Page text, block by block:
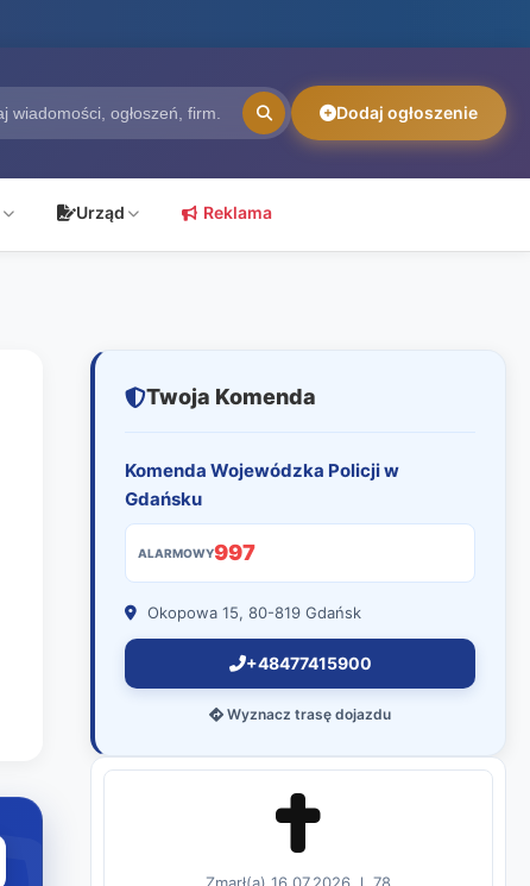
Dodaj ogłoszenie
Urząd Reklama
Twoja Komenda
Komenda Wojewódzka Policji w
Gdańsku
ALARMOWY997
Okopowa 15, 80-819 Gdańsk
+48477415900
Wyznacz trasę dojazdu